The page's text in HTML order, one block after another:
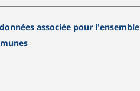
associée pour l'ensemble